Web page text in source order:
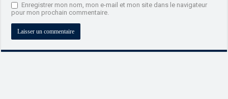
Enregistrer mon nom, mon e-mail et mon site dans le navigateur
pour mon prochain commentaire.